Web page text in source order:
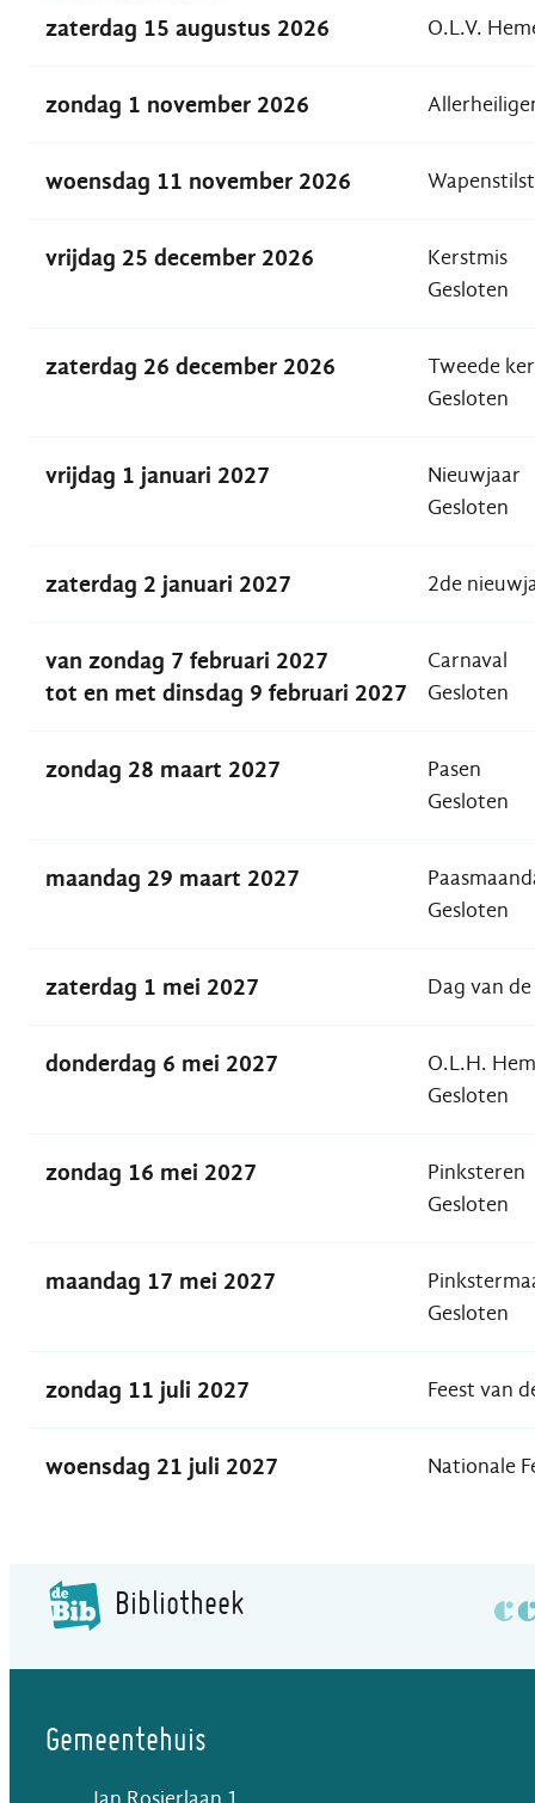
zaterdag 15 augustus 2026 O.L.V.
zondag 1 november 2026
woensdag 11 november 2026
vrijdag 25 december 2026
Kerstmis
Gesloten
zaterdag 26 december 2026
Tweede
Gesloten
vrijdag 1 januari 2027
Nieuwjaar
Gesloten
zaterdag 2 januari 2027 2de
van zondag 7 februari 2027
tot en met dinsdag 9 februari 2027
Carnaval
Gesloten
zondag 28 maart 2027
Pasen
Gesloten
maandag 29 maart 2027
Gesloten
zaterdag 1 mei 2027 Dag van
donderdag 6 mei 2027
O.L.H.
Gesloten
zondag 16 mei 2027
Pinksteren
Gesloten
maandag 17 mei 2027
Gesloten
zondag 11 juli 2027 Feest van
woensdag 21 juli 2027 Nationale
Bibliotheek
Gemeentehuis